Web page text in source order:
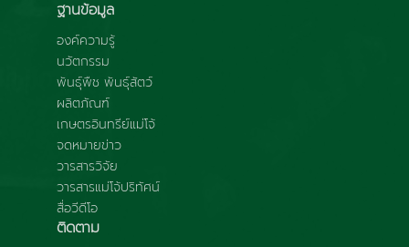
ฐานข้อมูล
องค์ความรู้
นวัตกรรม
พันธุ์พืช พันธุ์สัตว์
ผลิตภัณฑ์
เกษตรอินทรีย์แม่โจ้
จดหมายข่าว
วารสารวิจัย
วารสารแม่โจ้ปริทัศน์
สื่อวีดีโอ
ติดตาม